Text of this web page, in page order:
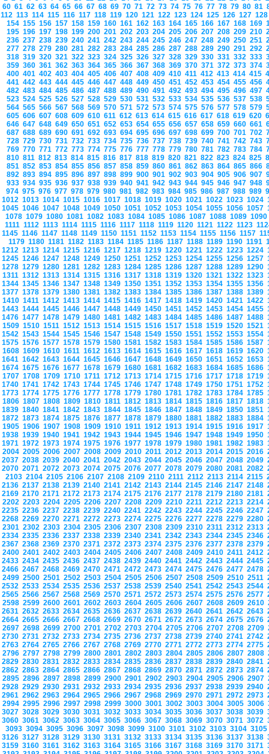
60 61 62 63 64 65 66 67 68 69 70 71 72 73 74 75 76 77 78 79 80 81
112 113 114 115 116 117 118 119 120 121 122 123 124 125 126 127
154 155 156 157 158 159 160 161 162 163 164 165 166 167 168 169
195 196 197 198 199 200 201 202 203 204 205 206 207 208 209 210
236 237 238 239 240 241 242 243 244 245 246 247 248 249 250 251
277 278 279 280 281 282 283 284 285 286 287 288 289 290 291 292
318 319 320 321 322 323 324 325 326 327 328 329 330 331 332 333
359 360 361 362 363 364 365 366 367 368 369 370 371 372 373 374
400 401 402 403 404 405 406 407 408 409 410 411 412 413 414 415
441 442 443 444 445 446 447 448 449 450 451 452 453 454 455 456
482 483 484 485 486 487 488 489 490 491 492 493 494 495 496 497
523 524 525 526 527 528 529 530 531 532 533 534 535 536 537 538
564 565 566 567 568 569 570 571 572 573 574 575 576 577 578 579
605 606 607 608 609 610 611 612 613 614 615 616 617 618 619 620
646 647 648 649 650 651 652 653 654 655 656 657 658 659 660 661
687 688 689 690 691 692 693 694 695 696 697 698 699 700 701 702
728 729 730 731 732 733 734 735 736 737 738 739 740 741 742 743
769 770 771 772 773 774 775 776 777 778 779 780 781 782 783 784
810 811 812 813 814 815 816 817 818 819 820 821 822 823 824 825
851 852 853 854 855 856 857 858 859 860 861 862 863 864 865 866
892 893 894 895 896 897 898 899 900 901 902 903 904 905 906 907
933 934 935 936 937 938 939 940 941 942 943 944 945 946 947 948
974 975 976 977 978 979 980 981 982 983 984 985 986 987 988 989
1012 1013 1014 1015 1016 1017 1018 1019 1020 1021 1022 1023 1024
1045 1046 1047 1048 1049 1050 1051 1052 1053 1054 1055 1056 1057
1078 1079 1080 1081 1082 1083 1084 1085 1086 1087 1088 1089
1111 1112 1113 1114 1115 1116 1117 1118 1119 1120 1121 1122 1123
1145 1146 1147 1148 1149 1150 1151 1152 1153 1154 1155 1156 1157
1179 1180 1181 1182 1183 1184 1185 1186 1187 1188 1189 1190 1191
1212 1213 1214 1215 1216 1217 1218 1219 1220 1221 1222 1223 1224
1245 1246 1247 1248 1249 1250 1251 1252 1253 1254 1255 1256 1257
1278 1279 1280 1281 1282 1283 1284 1285 1286 1287 1288 1289 1290
1311 1312 1313 1314 1315 1316 1317 1318 1319 1320 1321 1322 1323
1344 1345 1346 1347 1348 1349 1350 1351 1352 1353 1354 1355 1356
1377 1378 1379 1380 1381 1382 1383 1384 1385 1386 1387 1388 1389
1410 1411 1412 1413 1414 1415 1416 1417 1418 1419 1420 1421 1422
1443 1444 1445 1446 1447 1448 1449 1450 1451 1452 1453 1454 1455
1476 1477 1478 1479 1480 1481 1482 1483 1484 1485 1486 1487 1488
1509 1510 1511 1512 1513 1514 1515 1516 1517 1518 1519 1520 1521
1542 1543 1544 1545 1546 1547 1548 1549 1550 1551 1552 1553 1554
1575 1576 1577 1578 1579 1580 1581 1582 1583 1584 1585 1586 1587
1608 1609 1610 1611 1612 1613 1614 1615 1616 1617 1618 1619 1620
1641 1642 1643 1644 1645 1646 1647 1648 1649 1650 1651 1652 1653
1674 1675 1676 1677 1678 1679 1680 1681 1682 1683 1684 1685 1686
1707 1708 1709 1710 1711 1712 1713 1714 1715 1716 1717 1718 1719
1740 1741 1742 1743 1744 1745 1746 1747 1748 1749 1750 1751 1752
1773 1774 1775 1776 1777 1778 1779 1780 1781 1782 1783 1784 1785
1806 1807 1808 1809 1810 1811 1812 1813 1814 1815 1816 1817 1818
1839 1840 1841 1842 1843 1844 1845 1846 1847 1848 1849 1850 1851
1872 1873 1874 1875 1876 1877 1878 1879 1880 1881 1882 1883 1884
1905 1906 1907 1908 1909 1910 1911 1912 1913 1914 1915 1916 1917
1938 1939 1940 1941 1942 1943 1944 1945 1946 1947 1948 1949 1950
1971 1972 1973 1974 1975 1976 1977 1978 1979 1980 1981 1982 1983
2004 2005 2006 2007 2008 2009 2010 2011 2012 2013 2014 2015 2016
2037 2038 2039 2040 2041 2042 2043 2044 2045 2046 2047 2048 2049
2070 2071 2072 2073 2074 2075 2076 2077 2078 2079 2080 2081 2082
2103 2104 2105 2106 2107 2108 2109 2110 2111 2112 2113 2114 2115
2136 2137 2138 2139 2140 2141 2142 2143 2144 2145 2146 2147 2148
2169 2170 2171 2172 2173 2174 2175 2176 2177 2178 2179 2180 2181
2202 2203 2204 2205 2206 2207 2208 2209 2210 2211 2212 2213 2214
2235 2236 2237 2238 2239 2240 2241 2242 2243 2244 2245 2246 2247
2268 2269 2270 2271 2272 2273 2274 2275 2276 2277 2278 2279 2280
2301 2302 2303 2304 2305 2306 2307 2308 2309 2310 2311 2312 2313
2334 2335 2336 2337 2338 2339 2340 2341 2342 2343 2344 2345 2346
2367 2368 2369 2370 2371 2372 2373 2374 2375 2376 2377 2378 2379
2400 2401 2402 2403 2404 2405 2406 2407 2408 2409 2410 2411 2412
2433 2434 2435 2436 2437 2438 2439 2440 2441 2442 2443 2444 2445
2466 2467 2468 2469 2470 2471 2472 2473 2474 2475 2476 2477 2478
2499 2500 2501 2502 2503 2504 2505 2506 2507 2508 2509 2510 2511
2532 2533 2534 2535 2536 2537 2538 2539 2540 2541 2542 2543 2544
2565 2566 2567 2568 2569 2570 2571 2572 2573 2574 2575 2576 2577
2598 2599 2600 2601 2602 2603 2604 2605 2606 2607 2608 2609 2610
2631 2632 2633 2634 2635 2636 2637 2638 2639 2640 2641 2642 2643
2664 2665 2666 2667 2668 2669 2670 2671 2672 2673 2674 2675 2676
2697 2698 2699 2700 2701 2702 2703 2704 2705 2706 2707 2708 2709
2730 2731 2732 2733 2734 2735 2736 2737 2738 2739 2740 2741 2742
2763 2764 2765 2766 2767 2768 2769 2770 2771 2772 2773 2774 2775
2796 2797 2798 2799 2800 2801 2802 2803 2804 2805 2806 2807 2808
2829 2830 2831 2832 2833 2834 2835 2836 2837 2838 2839 2840 2841
2862 2863 2864 2865 2866 2867 2868 2869 2870 2871 2872 2873 2874
2895 2896 2897 2898 2899 2900 2901 2902 2903 2904 2905 2906 2907
2928 2929 2930 2931 2932 2933 2934 2935 2936 2937 2938 2939 2940
2961 2962 2963 2964 2965 2966 2967 2968 2969 2970 2971 2972 2973
2994 2995 2996 2997 2998 2999 3000 3001 3002 3003 3004 3005 3006
3027 3028 3029 3030 3031 3032 3033 3034 3035 3036 3037 3038 3039
3060 3061 3062 3063 3064 3065 3066 3067 3068 3069 3070 3071 3072
3093 3094 3095 3096 3097 3098 3099 3100 3101 3102 3103 3104
3126 3127 3128 3129 3130 3131 3132 3133 3134 3135 3136 3137 3138
3159 3160 3161 3162 3163 3164 3165 3166 3167 3168 3169 3170 3171